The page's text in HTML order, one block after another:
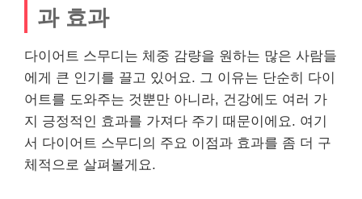
과 효과
다이어트 스무디는 체중 감량을 원하는 많은 사람들
에게 큰 인기를 끌고 있어요. 그 이유는 단순히 다이
어트를 도와주는 것뿐만 아니라, 건강에도 여러 가
지 긍정적인 효과를 가져다 주기 때문이에요. 여기
서 다이어트 스무디의 주요 이점과 효과를 좀 더 구
체적으로 살펴볼게요.